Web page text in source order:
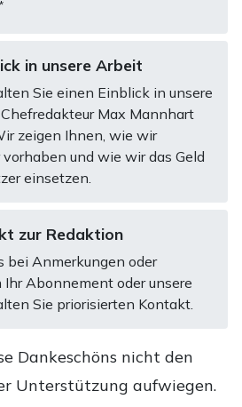
*
in unsere Arbeit
Sie einen Einblick in unsere
Max Mannhart
zeigen Ihnen, wie wir
und wie wir das Geld
einsetzen.
zur Redaktion
bei Anmerkungen oder
Ihr Abonnement oder unsere
Sie priorisierten Kontakt.
Dankeschöns nicht den
Unterstützung aufwiegen.